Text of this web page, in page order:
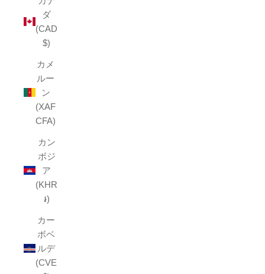
ダ
(CAD
$)
カメ
ルー
ン
(XAF
CFA)
カン
ボジ
ア
(KHR
៛)
カー
ボベ
ルデ
(CVE